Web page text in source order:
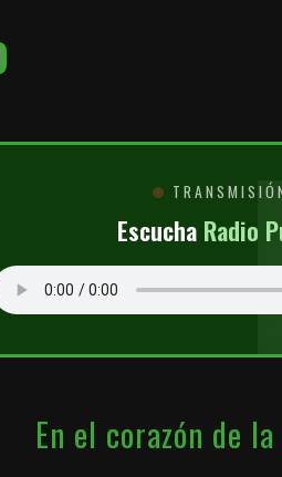
Escucha Radio
En el corazón de